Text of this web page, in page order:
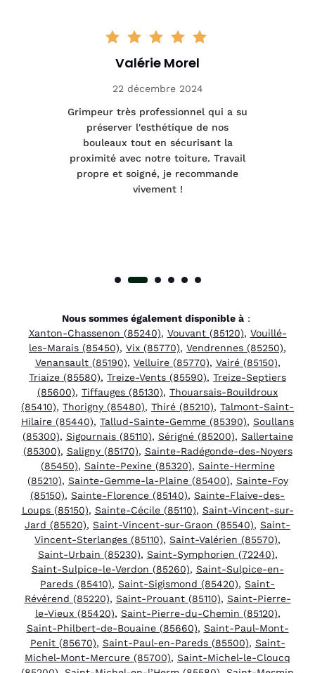
Valérie Morel
22 décembre 2024
Grimpeur très professionnel qui a su
préserver l'esthétique de nos
bouleaux tout en sécurisant la
proximité avec notre toiture. Travail
propre et soigné, je recommande
vivement !
Nous sommes également disponible à:
Xanton-Chassenon (85240), Vouvant (85120), Vouillé-
les-Marais (85450), Vix (85770), Vendrennes (85250),
Venansault (85190), Velluire (85770), Vairé (85150),
Triaize (85580), Treize-Vents (85590), Treize-Septiers
(85600), Tiffauges (85130), Thouarsais-Bouildroux
(85410), Thorigny (85480), Thiré (85210), Talmont-Saint-
Hilaire (85440), Tallud-Sainte-Gemme (85390), Soullans
(85300), Sigournais (85110), Sérigné (85200), Sallertaine
(85300), Saligny (85170), Sainte-Radégonde-des-Noyers
(85450), Sainte-Pexine (85320), Sainte-Hermine
(85210), Sainte-Gemme-la-Plaine (85400), Sainte-Foy
(85150), Sainte-Florence (85140), Sainte-Flaive-des-
Loups (85150), Sainte-Cécile (85110), Saint-Vincent-sur-
Jard (85520), Saint-Vincent-sur-Graon (85540), Saint-
Vincent-Sterlanges (85110), Saint-Valérien (85570),
Saint-Urbain (85230), Saint-Symphorien (72240),
Saint-Sulpice-le-Verdon (85260), Saint-Sulpice-en-
Pareds (85410), Saint-Sigismond (85420), Saint-
Révérend (85220), Saint-Prouant (85110), Saint-Pierre-
le-Vieux (85420), Saint-Pierre-du-Chemin (85120),
Saint-Philbert-de-Bouaine (85660), Saint-Paul-Mont-
Penit (85670), Saint-Paul-en-Pareds (85500), Saint-
Michel-Mont-Mercure (85700), Saint-Michel-le-Cloucq